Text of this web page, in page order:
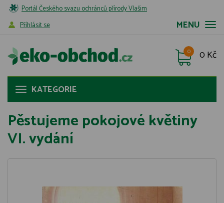
Portál Českého svazu ochránců přírody Vlašim
MENU
Příhlásit se
0 Kč
0
KATEGORIE
Pěstujeme pokojové květiny
VI. vydání